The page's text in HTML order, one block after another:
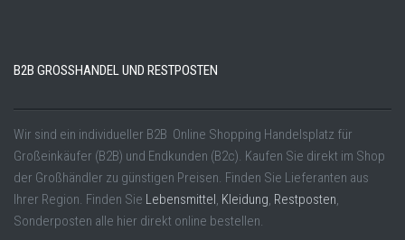
B2B GROSSHANDEL UND RESTPOSTEN
Wir sind ein individueller B2B Online Shopping Handelsplatz für
Großeinkäufer (B2B) und Endkunden (B2c). Kaufen Sie direkt im Shop
der Großhändler zu günstigen Preisen. Finden Sie Lieferanten aus
Ihrer Region. Finden Sie Lebensmittel, Kleidung, Restposten,
Sonderposten alle hier direkt online bestellen.